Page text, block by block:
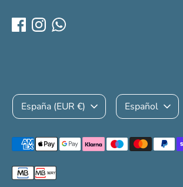
Moneda
España (EUR €) Idioma
Español
Medios
pago